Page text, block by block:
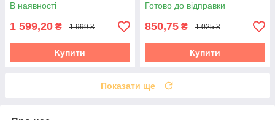
В наявності
1 599,20 ₴ 1 999 ₴
Купити
Готово до відправки
850,75 ₴ 1 025 ₴
Купити
Показати ще